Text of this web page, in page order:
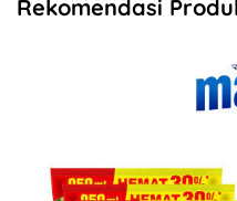
Rekomendasi